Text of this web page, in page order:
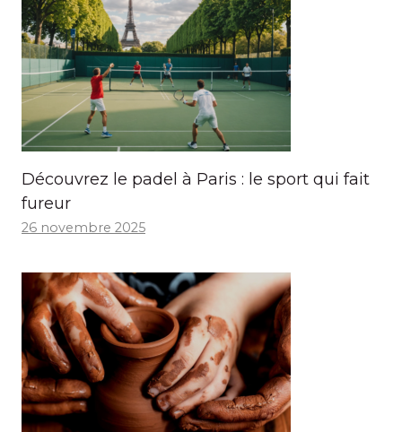
Découvrez le padel à Paris : le sport qui fait
fureur
26 novembre 2025